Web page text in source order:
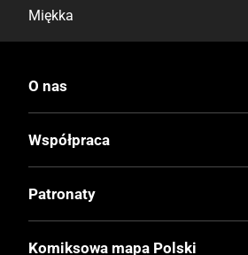
Miękka
120x170 mm
Liczba Stron
Cena Okładkowa
O nas
Współpraca
Patronaty
Komiksowa mapa Polski